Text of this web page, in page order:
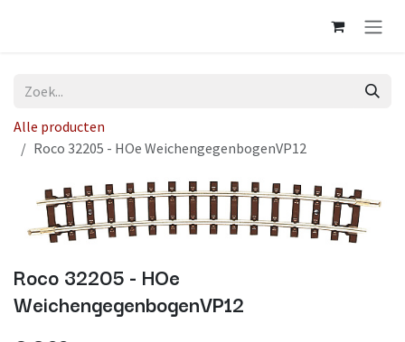
Alle producten
Roco 32205 - HOe WeichengegenbogenVP12
Roco 32205 - HOe
WeichengegenbogenVP12